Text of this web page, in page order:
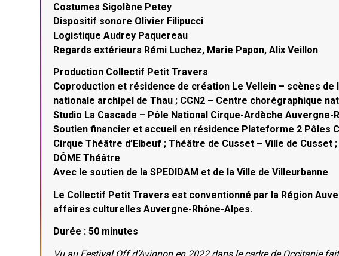
Costumes Sigolène Petey
Dispositif sonore Olivier Filipucci
Logistique Audrey Paquereau
Regards extérieurs Rémi Luchez, Marie Papon, Alix Veillon
Production Collectif Petit Travers
Coproduction et résidence de création Le Vellein – scènes de
nationale archipel de Thau ; CCN2 – Centre chorégraphique
Studio La Cascade – Pôle National Cirque-Ardèche Auvergne-
Soutien financier et accueil en résidence Plateforme 2 Pôles
Cirque Théâtre d’Elbeuf ; Théâtre de Cusset – Ville de Cusset
DÔME Théâtre
Avec le soutien de la SPEDIDAM et de la Ville de Villeurbanne
Le Collectif Petit Travers est conventionné par la Région
affaires culturelles Auvergne-Rhône-Alpes.
Durée : 50 minutes